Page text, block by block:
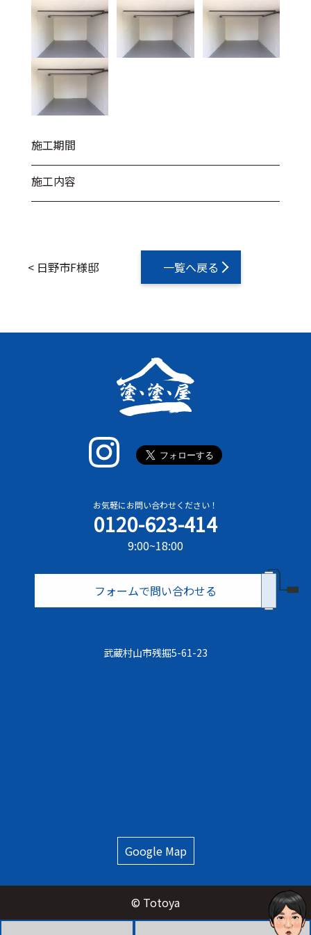
施工期間
施工内容
< 日野市F様邸 一覧へ戻る
お気軽にお問い合わせください！
0120-623-414
9:00~18:00
フォームで問い合わせる
武蔵村⼭市残掘5-61-23
Google Map
© Totoya